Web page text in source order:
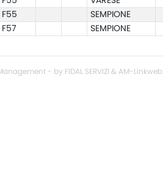
F55
SEMPIONE
F57 SEMPIONE
- by FIDAL SERVIZI & AM-Linkweb